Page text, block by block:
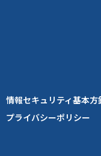
情報セキュリティ基本方
プライバシーポリシー